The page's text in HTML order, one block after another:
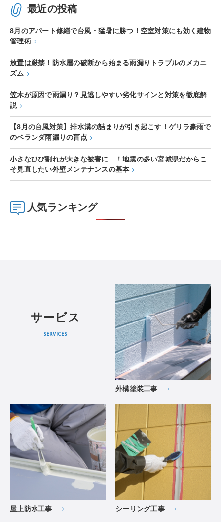
最近の投稿
8月のアパート修繕で台風・猛暑に勝つ！空室対策にも効く建物
管理術
放置は厳禁！防水層の破断から始まる雨漏りトラブルのメカニ
ズム
笠木が原因で雨漏り？見逃しやすい劣化サインと対策を徹底解
説
【8月の台風対策】排水溝の詰まりが引き起こす！ゲリラ豪雨で
のベランダ雨漏りの盲点
小さなひび割れが大きな被害に…！地震の多い宮城県だからこ
そ見直したい外壁メンテナンスの基本
人気ランキング
サービス
SERVICES
外構塗装工事
屋上防水工事 シーリング工事